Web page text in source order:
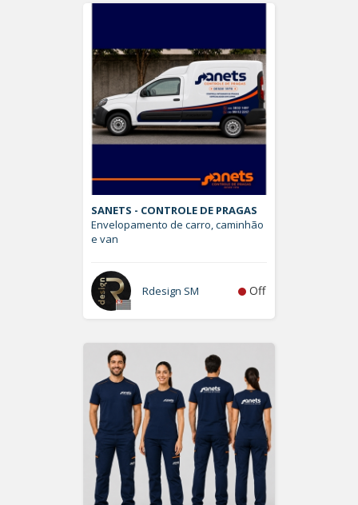
SANETS - CONTROLE DE PRAGAS
Envelopamento de carro, caminhão
e van
Rdesign SM Off